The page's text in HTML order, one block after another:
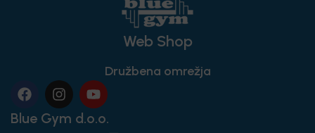
Web Shop
Družbena omrežja
Blue Gym d.o.o.